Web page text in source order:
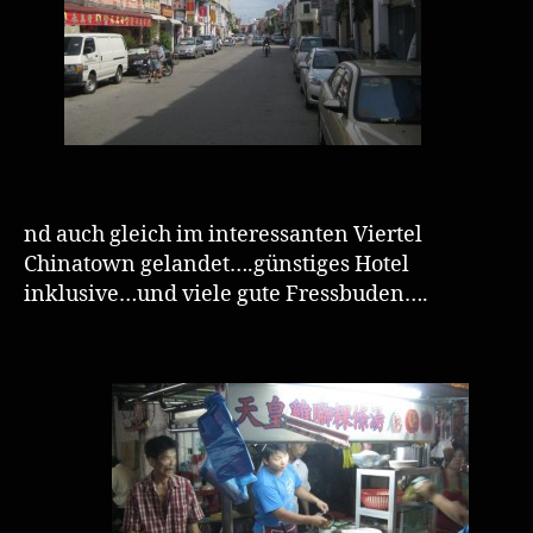
nd auch gleich im interessanten Viertel
Chinatown gelandet….günstiges Hotel
inklusive…und viele gute Fressbuden….